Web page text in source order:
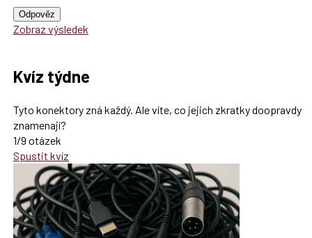
Odpověz
Zobraz výsledek
Kvíz týdne
Tyto konektory zná každý. Ale víte, co jejich zkratky doopravdy
znamenají?
1/9 otázek
Spustit kvíz